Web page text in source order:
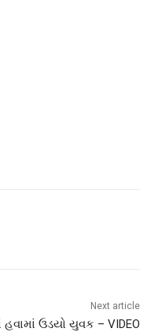
Next article
હવામાં ઉડયો યુવક – VIDEO